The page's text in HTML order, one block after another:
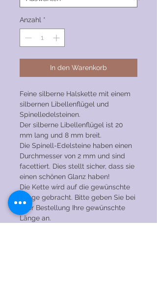
Anzahl *
In den Warenkorb
Feine silberne Halskette mit einem
silbernen Libellenflügel und
Spinelledelsteinen.
Der silberne Libellenflügel ist 20
mm lang und 8 mm breit.
Die Spinell-Edelsteine haben einen
Durchmesser von 2 mm und sind
facettiert. Dies stellt sicher, dass sie
einen schönen Glanz haben!
Die Kette wird auf die gewünschte
Länge gebracht. Bitte geben Sie bei
Ihrer Bestellung Ihre gewünschte
Länge an.